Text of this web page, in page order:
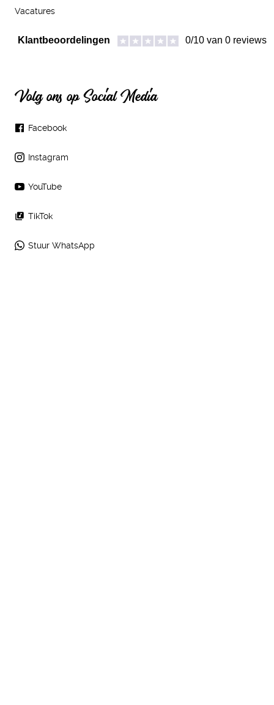
Vacatures
Volg ons op Social Media
Facebook
Instagram
YouTube
TikTok
Stuur WhatsApp